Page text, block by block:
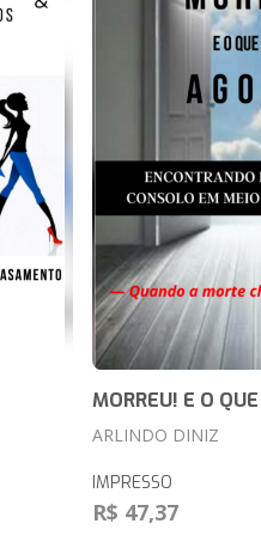
MORREU! E O
ARLINDO DINIZ
IMPRESSO
R$ 47,37